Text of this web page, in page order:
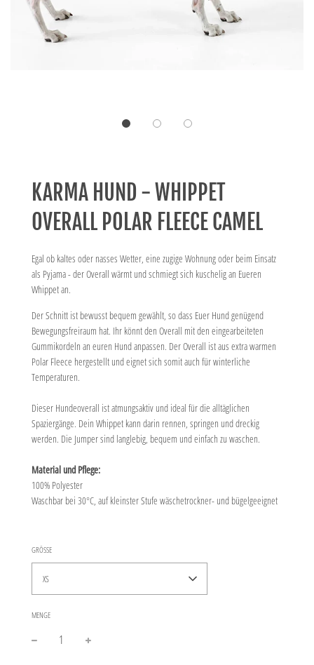
KARMA HUND - WHIPPET
OVERALL POLAR FLEECE CAMEL
Egal ob kaltes oder nasses Wetter, eine zugige Wohnung oder beim Einsatz
als Pyjama - der Overall wärmt und schmiegt sich kuschelig an Eueren
Whippet an.
Der Schnitt ist bewusst bequem gewählt, so dass Euer Hund genügend
Bewegungsfreiraum hat. Ihr könnt den Overall mit den eingearbeiteten
Gummikordeln an euren Hund anpassen. Der Overall ist aus extra warmen
Polar Fleece hergestellt und eignet sich somit auch für winterliche
Temperaturen.
Dieser Hundeoverall ist atmungsaktiv und ideal für die alltäglichen
Spaziergänge. Dein Whippet kann darin rennen, springen und dreckig
werden. Die Jumper sind langlebig, bequem und einfach zu waschen.
Material und Pflege:
100% Polyester
Waschbar bei 30°C, auf kleinster Stufe wäschetrockner- und bügelgeeignet
GRÖSSE
XS
MENGE